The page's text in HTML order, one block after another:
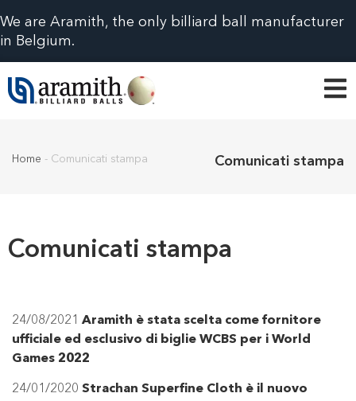
We are Aramith, the only billiard ball manufacturer
in Belgium.
Home - Comunicati stampa Comunicati stampa
Comunicati stampa
24/08/2021 Aramith è stata scelta come fornitore
ufficiale ed esclusivo di biglie WCBS per i World
Games 2022
24/01/2020 Strachan Superfine Cloth è il nuovo